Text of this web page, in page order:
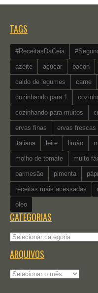
TAGS
#ReceitasDaCeia
azeite açúcar bacon
caldo de legumes carne
cozinhando para 1
cozinhando para muitos
ervas finas ervas frescas
italiana leite limão
molho de tomate muito
parmesão pimenta
receitas mais acessadas
óleo
CATEGORIAS
Categorias
ARQUIVOS
Arquivos